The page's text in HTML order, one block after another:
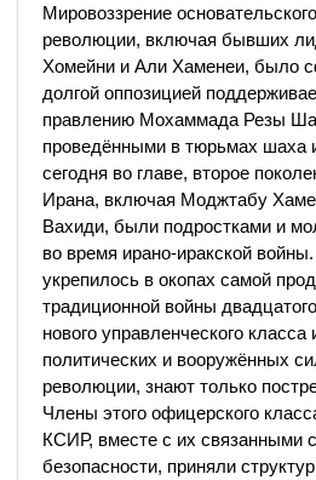
Мировоззрение
революции, включая бывших
Хомейни и Али Хаменеи, было
долгой оппозицией
правлению Мохаммада Резы
проведёнными в тюрьмах шаха
сегодня во главе, второе
Ирана, включая Моджтабу
Вахиди, были подростками и
во время ирано-иракской
укрепилось в окопах самой
традиционной войны
нового управленческого класса
политических и вооружённых
революции, знают только
Члены этого офицерского
КСИР, вместе с их связанными
безопасности, приняли